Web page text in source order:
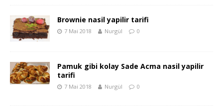
Brownie nasil yapilir tarifi
7 Mai 2018 Nurgül 0
Pamuk gibi kolay Sade Acma nasil yapilir
tarifi
7 Mai 2018 Nurgül 0